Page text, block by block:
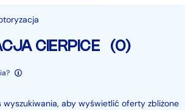
CIERPICE (0)
wyszukiwania, aby wyświetlić oferty zbliżone